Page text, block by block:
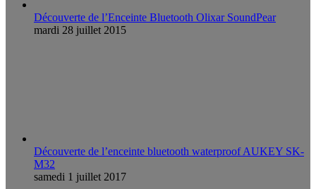
Découverte de l’Enceinte Bluetooth Olixar SoundPear
mardi 28 juillet 2015
Découverte de l’enceinte bluetooth waterproof AUKEY SK-
M32
samedi 1 juillet 2017